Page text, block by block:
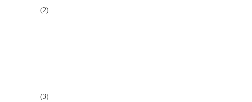
(2)
1t+2
(3)